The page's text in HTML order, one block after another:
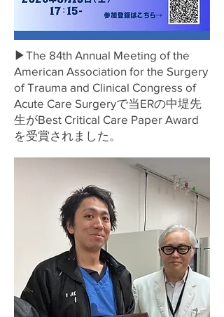
▶The 84th Annual Meeting of the
American Association for the Surgery
of Trauma and Clinical Congress of
Acute Care Surgeryで当ERの中堤先
生がBest Critical Care Paper Award
を受賞されました。